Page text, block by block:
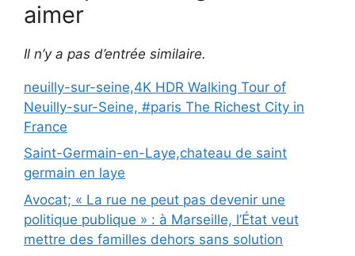
aimer
Il n’y a pas d’entrée similaire.
neuilly-sur-seine,4K HDR Walking Tour of
Neuilly-sur-Seine, #paris The Richest City in
France
Saint-Germain-en-Laye,chateau de saint
germain en laye
Avocat; « La rue ne peut pas devenir une
politique publique » : à Marseille, l’État veut
mettre des familles dehors sans solution